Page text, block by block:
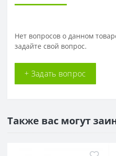
Нет вопросов о данном
задайте свой вопрос.
+ Задать вопрос
Также вас могут